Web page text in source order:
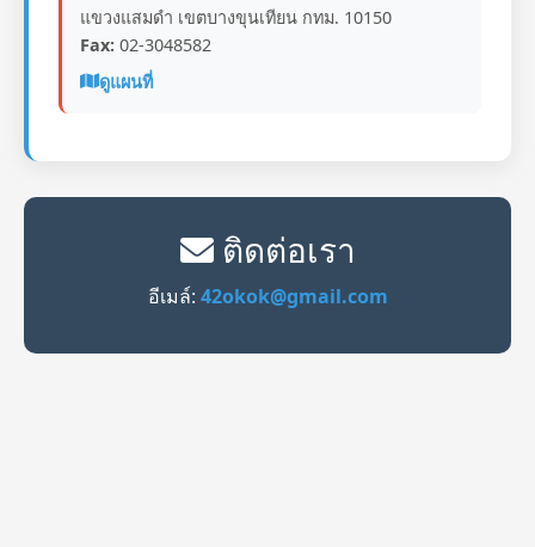
แขวงแสมดำ เขตบางขุนเทียน กทม. 10150
Fax: 02-3048582
ดูแผนที่
ติดต่อเรา
อีเมล์: 42okok@gmail.com